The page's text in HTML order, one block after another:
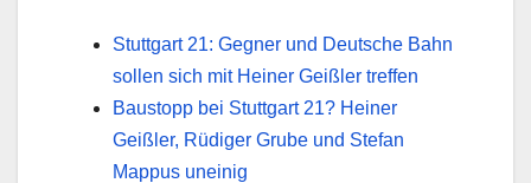
Stuttgart 21: Gegner und Deutsche Bahn
sollen sich mit Heiner Geißler treffen
Baustopp bei Stuttgart 21? Heiner
Geißler, Rüdiger Grube und Stefan
Mappus uneinig